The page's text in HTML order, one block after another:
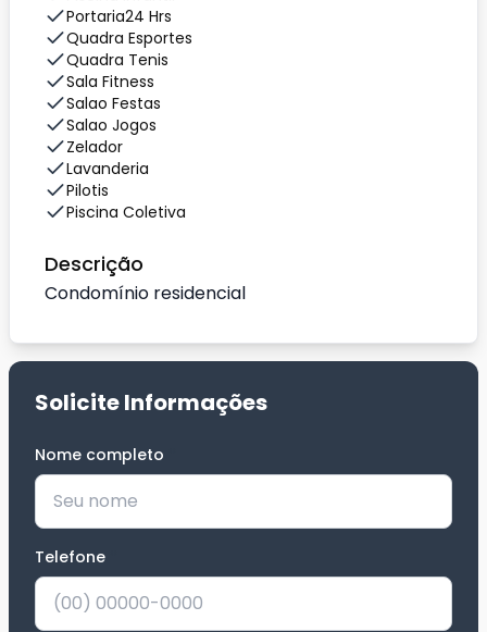
Portaria24 Hrs
Quadra Esportes
Quadra Tenis
Sala Fitness
Salao Festas
Salao Jogos
Zelador
Lavanderia
Pilotis
Piscina Coletiva
Descrição
Condomínio residencial
Solicite Informações
Nome completo
Telefone